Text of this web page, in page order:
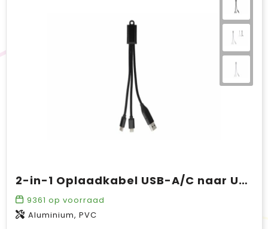
Brievenbuspakketten
2-in-1 Oplaadkabel USB-A/C naar USB-C & Lightning Aluminium
9361 op voorraad
Aluminium, PVC